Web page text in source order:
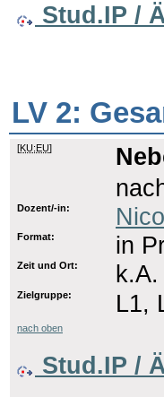
Stud.IP /
LV 2:
[KU:EU]
Dozent/-in:
Format: in
Zeit und Ort: k.A.
Zielgruppe: L1,
nach oben
Stud.IP /